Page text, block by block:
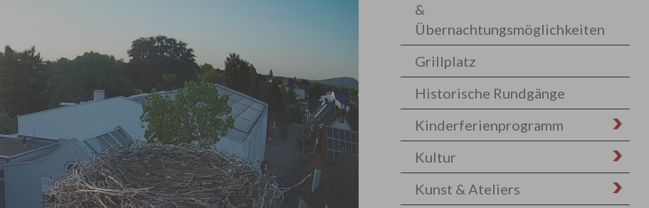
&
Übernachtungsmöglichkeiten
Grillplatz
Historische Rundgänge
Kinderferienprogramm
Kultur
Kunst & Ateliers